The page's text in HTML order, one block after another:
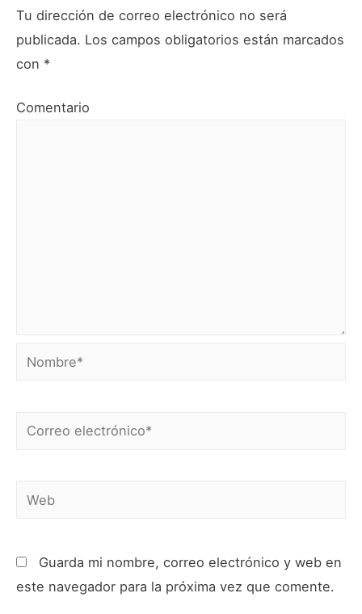
Tu dirección de correo electrónico no será
publicada. Los campos obligatorios están marcados
con *
Comentario
Nombre*
Correo
Web
Guarda mi nombre, correo electrónico y web en
este navegador para la próxima vez que comente.